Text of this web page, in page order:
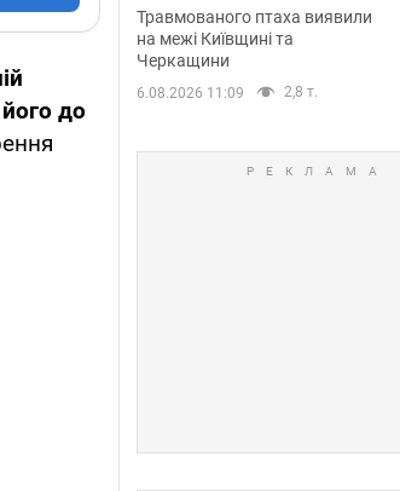
до
нетиповий маршрут.
Фото
Травмованого птаха виявили
на межі Київщині та
Черкащини
6.08.2026 11:09 2,8 т.